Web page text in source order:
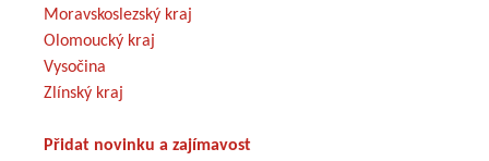
Moravskoslezský kraj
Olomoucký kraj
Vysočina
Zlínský kraj
Přidat novinku a zajímavost